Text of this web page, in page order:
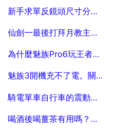
2025-07-29 新手求單反鏡頭尺寸分別，單反的鏡頭口徑問題
2025-07-29 仙劍一最後打拜月教主都是怎麼打的？
2025-07-29 為什麼魅族Pro6玩王者榮耀會卡，而魅藍note3都不會
2025-07-29 魅族3開機充不了電。關機可以充。是怎麼回事
2025-07-29 騎電單車自行車的震動會影響機械錶嗎
2025-07-29 喝酒後喝薑茶有用嗎？喝酒之後能喝薑茶嗎